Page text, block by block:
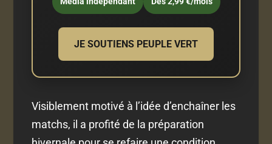
JE SOUTIENS PEUPLE VERT
Visiblement motivé à l’idée d’enchaîner les
matchs, il a profité de la préparation